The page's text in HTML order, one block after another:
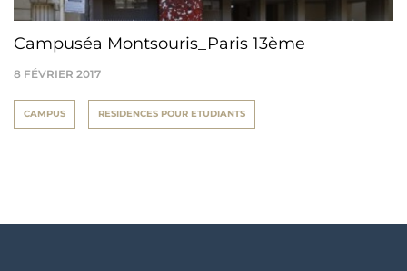
Campuséa Montsouris_Paris 13ème
8 FÉVRIER 2017
CAMPUS RESIDENCES POUR ETUDIANTS